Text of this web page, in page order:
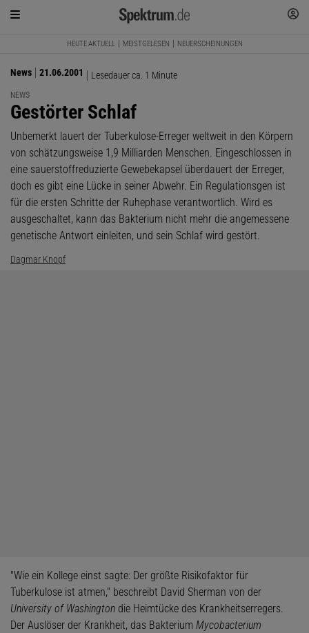
HEUTE AKTUELL MEISTGELESEN NEUERSCHEINUNGEN
News 21.06.2001 Lesedauer ca. 1 Minute
NEWS
:
Gestörter Schlaf
Unbemerkt lauert der Tuberkulose-Erreger weltweit in den Körpern
von schätzungsweise 1,9 Milliarden Menschen. Eingeschlossen in
eine sauerstoffreduzierte Gewebekapsel überdauert der Erreger,
doch es gibt eine Lücke in seiner Abwehr. Ein Regulationsgen ist
für die ersten Schritte der Ruhephase verantwortlich. Wird es
ausgeschaltet, kann das Bakterium nicht mehr die angemessene
genetische Antwort einleiten, und sein Schlaf wird gestört.
Dagmar Knopf
"Wie ein Kollege einst sagte: Der größte Risikofaktor für
Tuberkulose ist atmen," beschreibt David Sherman von der
University of Washington die Heimtücke des Krankheitserregers.
Der Auslöser der Krankheit, das Bakterium Mycobacterium